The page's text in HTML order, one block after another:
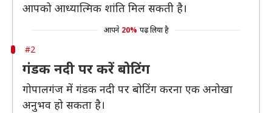
आपको आध्यात्मिक शांति मिल सकती है।
आपने 20% पढ़ लिया है
#2
गंडक नदी पर करें बोटिंग
गोपालगंज में गंडक नदी पर बोटिंग करना एक अनोखा
अनुभव हो सकता है।